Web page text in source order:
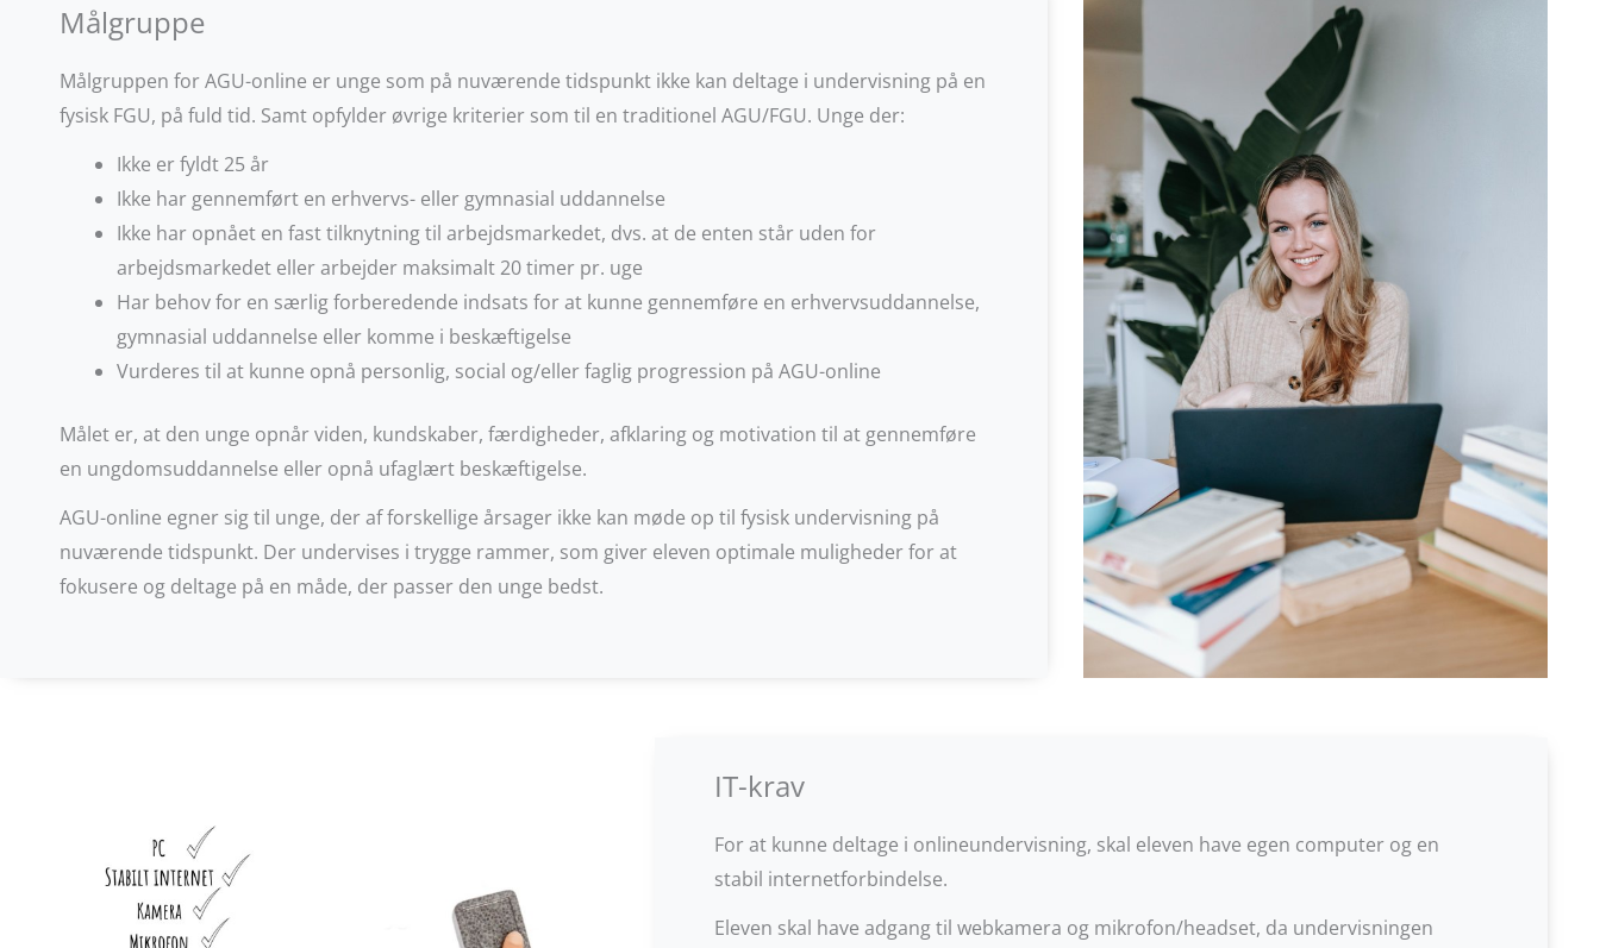
Målgruppe
Målgruppen for AGU-online er unge som på nuværende tidspunkt ikke kan deltage i undervisning på en
fysisk FGU, på fuld tid. Samt opfylder øvrige kriterier som til en traditionel AGU/FGU. Unge der:
Ikke er fyldt 25 år
Ikke har gennemført en erhvervs- eller gymnasial uddannelse
Ikke har opnået en fast tilknytning til arbejdsmarkedet, dvs. at de enten står uden for
arbejdsmarkedet eller arbejder maksimalt 20 timer pr. uge
Har behov for en særlig forberedende indsats for at kunne gennemføre en erhvervsuddannelse,
gymnasial uddannelse eller komme i beskæftigelse
Vurderes til at kunne opnå personlig, social og/eller faglig progression på AGU-online
Målet er, at den unge opnår viden, kundskaber, færdigheder, afklaring og motivation til at gennemføre
en ungdomsuddannelse eller opnå ufaglært beskæftigelse.
AGU-online egner sig til unge, der af forskellige årsager ikke kan møde op til fysisk undervisning på
nuværende tidspunkt. Der undervises i trygge rammer, som giver eleven optimale muligheder for at
fokusere og deltage på en måde, der passer den unge bedst.
IT-krav
For at kunne deltage i onlineundervisning, skal eleven have egen computer og en
stabil internetforbindelse.
Eleven skal have adgang til webkamera og mikrofon/headset, da undervisningen